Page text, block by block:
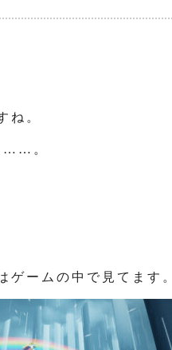
ね。
。
ゲームの中で見てます。